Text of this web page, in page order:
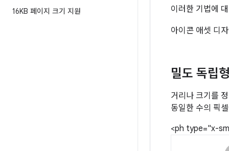
16KB 페이지 크기 지원
이러한 기법에
아이콘 애셋 디
밀도 독립
거리나 크기를
동일한 수의 픽
<ph type="x-